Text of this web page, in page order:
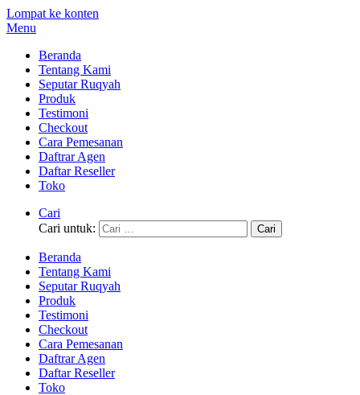
Lompat ke konten
Menu
Beranda
Tentang Kami
Seputar Ruqyah
Produk
Testimoni
Checkout
Cara Pemesanan
Daftrar Agen
Daftar Reseller
Toko
Cari
Cari untuk:
Beranda
Tentang Kami
Seputar Ruqyah
Produk
Testimoni
Checkout
Cara Pemesanan
Daftrar Agen
Daftar Reseller
Toko